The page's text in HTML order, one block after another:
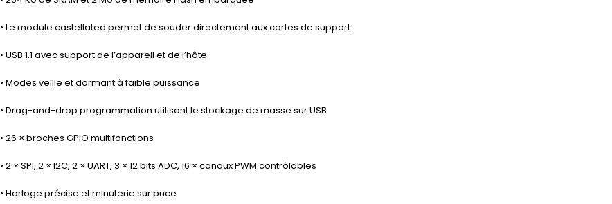
• Le module castellated permet de souder directement aux cartes de support
• USB 1.1 avec support de l’appareil et de l’hôte
• Modes veille et dormant à faible puissance
• Drag-and-drop programmation utilisant le stockage de masse sur USB
• 26 × broches GPIO multifonctions
• 2 × SPI, 2 × I2C, 2 × UART, 3 × 12 bits ADC, 16 × canaux PWM contrôlables
• Horloge précise et minuterie sur puce